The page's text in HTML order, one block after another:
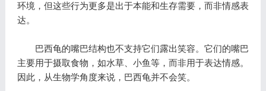
环境，但这些行为更多是出于本能和生存需要，而非情感表
达。
巴西龟的嘴巴结构也不支持它们露出笑容。它们的嘴巴
主要用于摄取食物，如水草、小鱼等，而非用于表达情感。
因此，从生物学角度来说，巴西龟并不会笑。